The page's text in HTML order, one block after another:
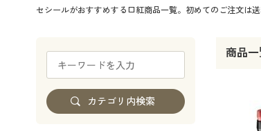
女性下着 メンズ下着
ジュニア・テ
セシールがおすすめする口紅商品一覧。初めてのご注文は
商品